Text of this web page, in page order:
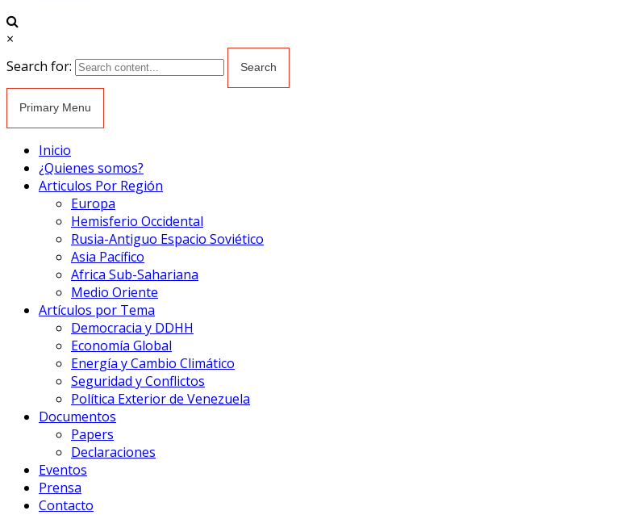
×
Search for:
Primary Menu
Inicio
¿Quienes somos?
Articulos Por Región
Europa
Hemisferio Occidental
Rusia-Antiguo Espacio Soviético
Asia Pacífico
Africa Sub-Sahariana
Medio Oriente
Artículos por Tema
Democracia y DDHH
Economía Global
Energía y Cambio Climático
Seguridad y Conflictos
Política Exterior de Venezuela
Documentos
Papers
Declaraciones
Eventos
Prensa
Contacto